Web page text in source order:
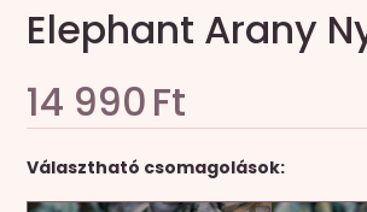
Elephant Arany
14 990Ft
Választható csomagolások: